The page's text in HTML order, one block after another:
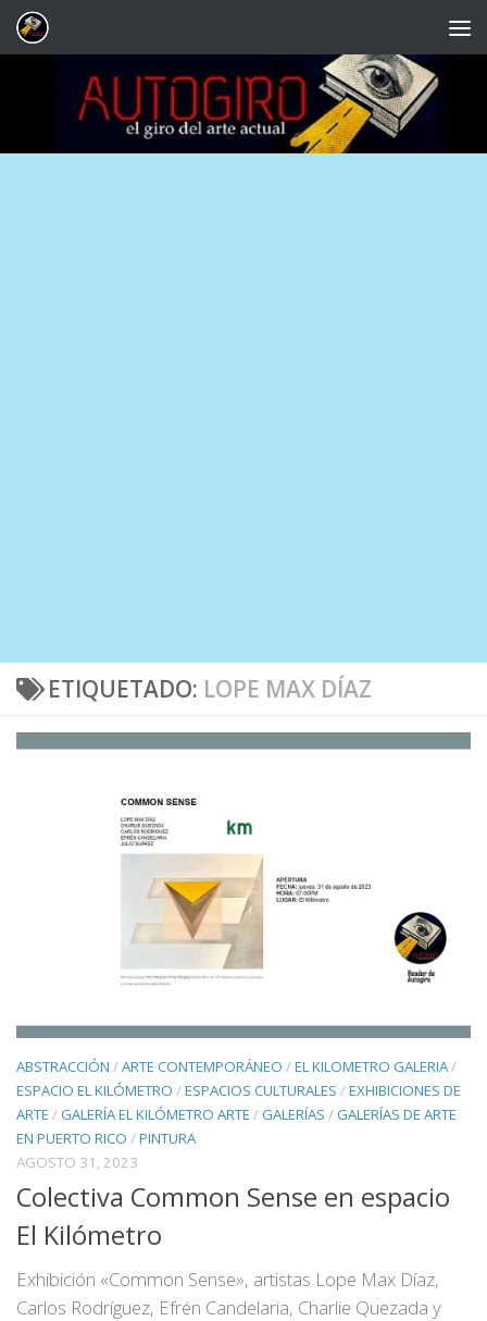
Saltar al contenido
ETIQUETADO: LOPE MAX DÍAZ
ABSTRACCIÓN /ARTE CONTEMPORÁNEO /EL KILOMETRO GALERIA/
ESPACIO EL KILÓMETRO /ESPACIOS CULTURALES /EXHIBICIONES DE
ARTE / GALERÍA EL KILÓMETRO ARTE / GALERÍAS / GALERÍAS DE ARTE
EN PUERTO RICO /PINTURA
AGOSTO 31, 2023
Colectiva Common Sense en espacio
El Kilómetro
Exhibición «Common Sense», artistas Lope Max Díaz,
Carlos Rodríguez, Efrén Candelaria, Charlie Quezada y